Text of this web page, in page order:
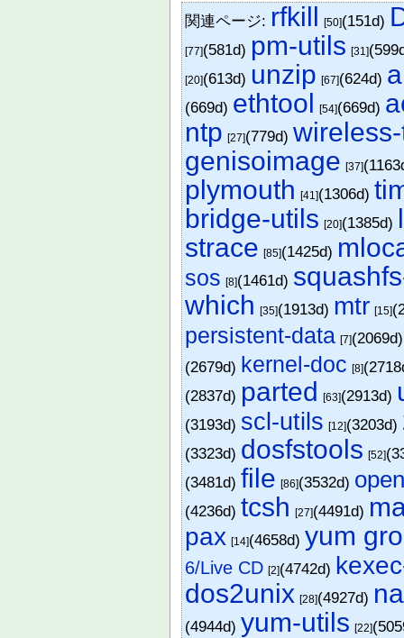
関連ページ: rfkill [50](151d)
[77](581d) pm-utils [31]
[20](613d) unzip [67](624d)
(669d) ethtool [54](669d)
ntp [27](779d)
genisoimage [37]
plymouth [41](1306d)
bridge-utils [20](1385d)
strace [85](1425d)
sos [8](1461d)
which [35](1913d) mtr [15]
persistent-data [7]
(2679d) kernel-doc [8]
(2837d) parted [63](2913d)
(3193d) scl-utils [12](3203d)
(3323d) dosfstools [52]
(3481d) file [86](3532d)
(4236d) tcsh [27](4491d)
pax [14](4658d) yum
6/Live CD [2](4742d)
dos2unix [28](4927d)
(4944d) yum-utils [22]